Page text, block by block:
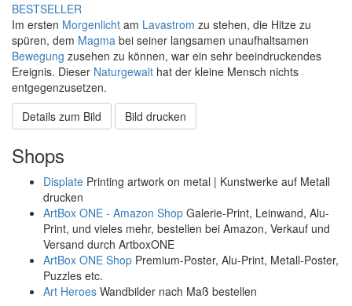
BESTSELLER
Im ersten Morgenlicht am Lavastrom zu stehen, die Hitze zu
spüren, dem Magma bei seiner langsamen unaufhaltsamen
Bewegung zusehen zu können, war ein sehr beeindruckendes
Ereignis. Dieser Naturgewalt hat der kleine Mensch nichts
entgegenzusetzen.
Details zum Bild
Bild drucken
Shops
Displate Printing artwork on metal | Kunstwerke auf Metall
drucken
ArtBox ONE - Amazon Shop Galerie-Print, Leinwand, Alu-
Print, und vieles mehr, bestellen bei Amazon, Verkauf und
Versand durch ArtboxONE
ArtBox ONE Shop Premium-Poster, Alu-Print, Metall-Poster,
Puzzles etc.
Art Heroes Wandbilder nach Maß bestellen